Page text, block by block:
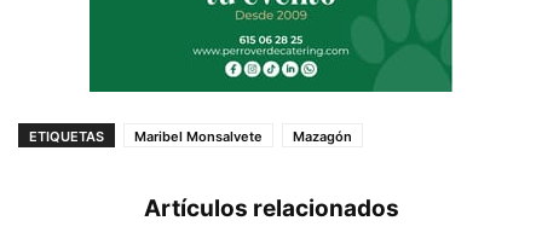
ETIQUETAS Maribel Monsalvete Mazagón
Artículos relacionados